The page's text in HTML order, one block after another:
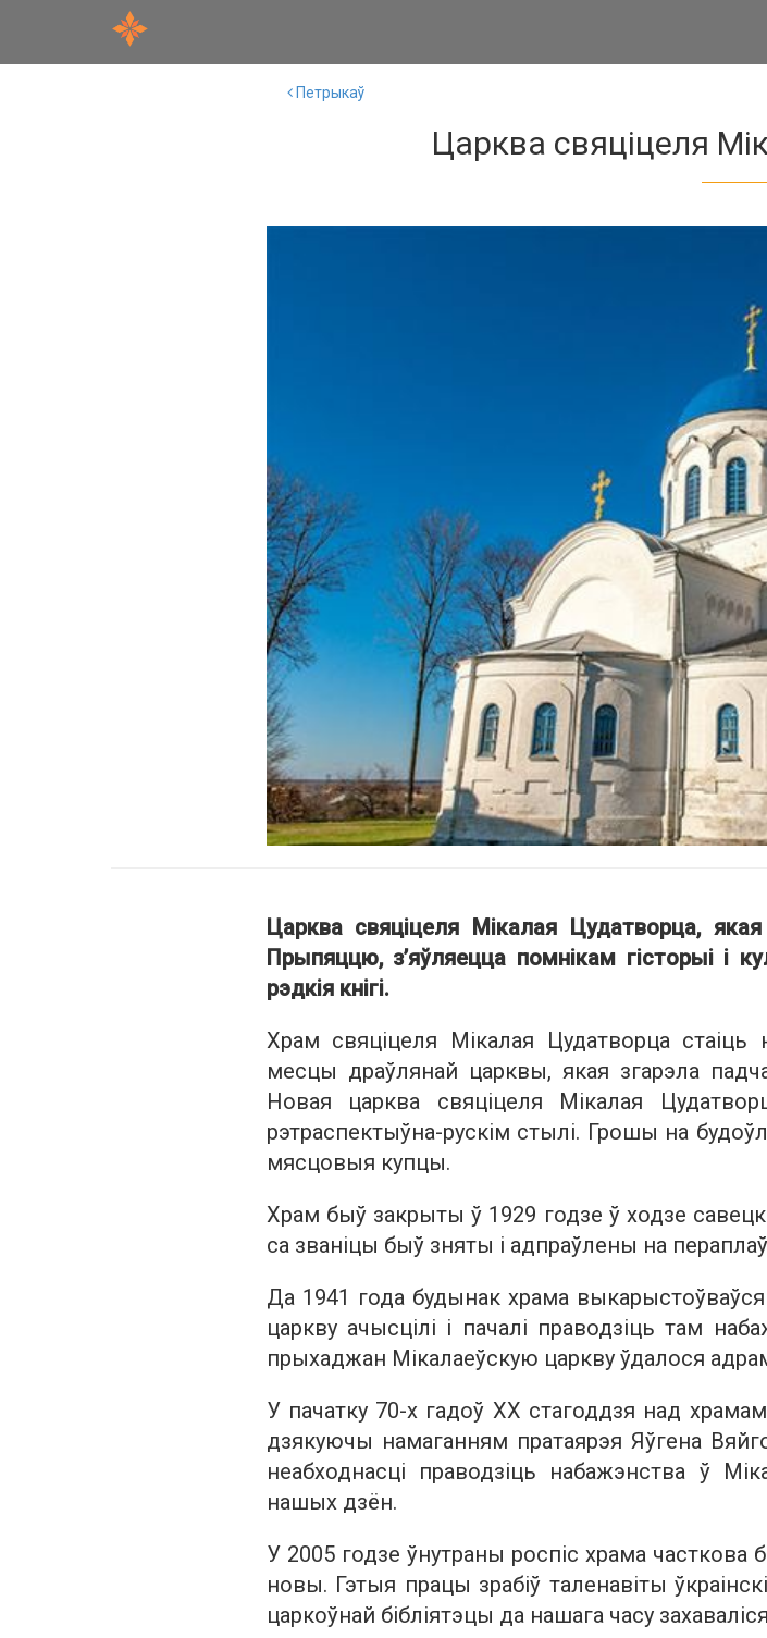
Петрыкаў
Царква свяціцеля
Царква свяціцеля Мікалая Цудатворца,
Прыпяццю, з’яўляецца помнікам гісторыі і
рэдкія кнігі.
Храм свяціцеля Мікалая Цудатворца
месцы драўлянай царквы, якая згарэла
Новая царква свяціцеля Мікалая
рэтраспектыўна-рускім стылі. Грошы на
мясцовыя купцы.
Храм быў закрыты ў 1929 годзе ў ходзе
са званіцы быў зняты і адпраўлены на
Да 1941 года будынак храма
царкву ачысцілі і пачалі праводзіць там
прыхаджан Мікалаеўскую царкву ўдалося
У пачатку 70-х гадоў ХХ стагоддзя над
дзякуючы намаганням пратаярэя Яўгена
неабходнасці праводзіць набажэнства ў
нашых дзён.
У 2005 годзе ўнутраны роспіс храма часткова
новы. Гэтыя працы зрабіў таленавіты
царкоўнай бібліятэцы да нашага часу захаваліся